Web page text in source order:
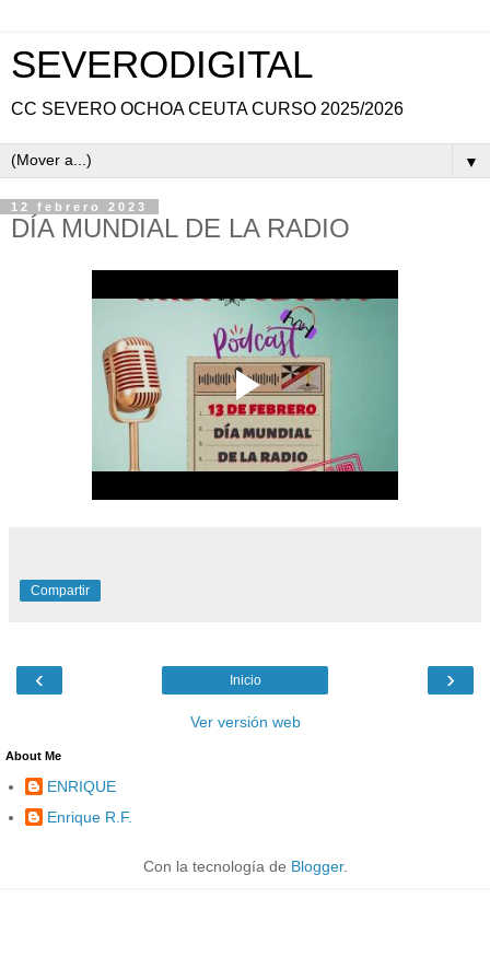
SEVERODIGITAL
CC SEVERO OCHOA CEUTA CURSO 2025/2026
▼
12 febrero 2023
DÍA MUNDIAL DE LA RADIO
Compartir
‹ ›
Inicio
Ver versión web
About Me
ENRIQUE
Enrique R.F.
Con la tecnología de Blogger.